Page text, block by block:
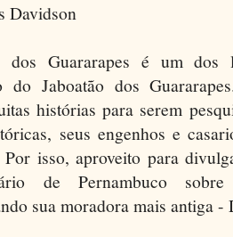
Davidson
dos Guararapes é um dos
do Jaboatão dos
histórias para serem
seus engenhos e
Por isso, aproveito para
de Pernambuco
sua moradora mais antiga